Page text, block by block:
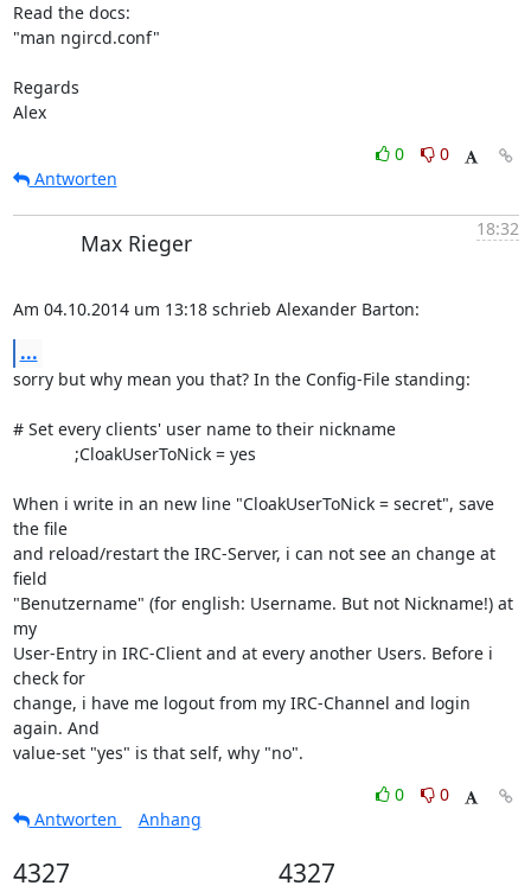
Read the docs:
"man ngircd.conf"
Regards
Alex
0
0
Antworten
Max Rieger
18:32
Am 04.10.2014 um 13:18 schrieb Alexander Barton:
...
sorry but why mean you that? In the Config-File standing:
# Set every clients' user name to their nickname
When i write in an new line "CloakUserToNick = secret", save
the file
and reload/restart the IRC-Server, i can not see an change at
field
"Benutzername" (for english: Username. But not Nickname!) at
my
User-Entry in IRC-Client and at every another Users. Before i
check for
change, i have me logout from my IRC-Channel and login
again. And
value-set "yes" is that self, why "no".
0
0
Antworten
Anhang
4327 4327